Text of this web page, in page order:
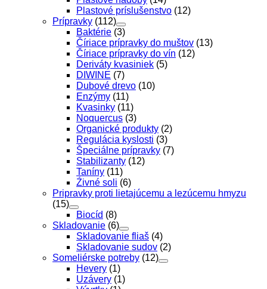
Plastové príslušenstvo (12)
Prípravky (112)
Baktérie (3)
Číriace prípravky do muštov (13)
Číriace prípravky do vín (12)
Deriváty kvasiniek (5)
DIWINE (7)
Dubové drevo (10)
Enzýmy (11)
Kvasinky (11)
Noquercus (3)
Organické produkty (2)
Regulácia kyslosti (3)
Špeciálne prípravky (7)
Stabilizanty (12)
Taníny (11)
Źivné soli (6)
Pripravky proti lietajúcemu a lezúcemu hmyzu
(15)
Biocíd (8)
Skladovanie (6)
Skladovanie fliaš (4)
Skladovanie sudov (2)
Someliérske potreby (12)
Hevery (1)
Uzávery (1)